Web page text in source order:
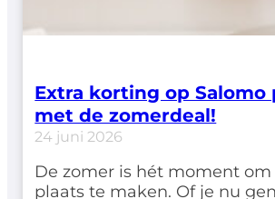
Extra korting op
met de zomerdeal!
24 juni 2026
De zomer is hét moment om
plaats te maken. Of je nu